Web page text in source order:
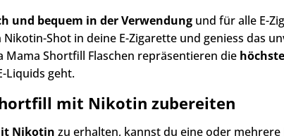
und bequem in der Verwendung und für alle E-
Shot in deine E-Zigarette und geniess das
Mama Shortfill Flaschen repräsentieren die
Liquids geht.
mit Nikotin zubereiten
Nikotin zu erhalten, kannst du eine oder mehrere